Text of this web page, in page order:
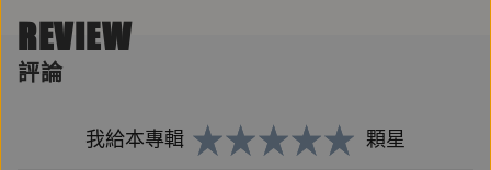
院正念中心（CFM）正念減壓完整師資訓練。此外，
個人具有多年禪修基礎與指導經驗，致力於東西方智慧
大型教學醫院帶領正念訓練，並於台北醫學大學為醫學
REVIEW
評論
我給本專輯 顆星